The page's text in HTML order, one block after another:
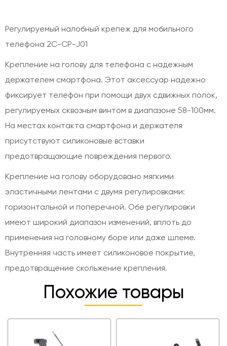
Регулируемый налобный крепеж для мобильного
телефона 2C-CP-J01
Крепление на голову для телефона с надежным
держателем смартфона. Этот аксессуар надежно
фиксирует телефон при помощи двух сдвижных полок,
регулируемых сквозным винтом в диапазоне 58-100мм.
На местах контакта смартфона и держателя
присутствуют силиконовые вставки
предотвращающие повреждения первого.
Крепление на голову оборудовано мягкими
эластичными лентами с двумя регулировками:
горизонтальной и поперечной. Обе регулировки
имеют широкий диапазон изменений, вплоть до
применения на головному боре или даже шлеме.
Внутренняя часть имеет силиконовое покрытие,
предотвращение скольжение крепления.
Похожие товары